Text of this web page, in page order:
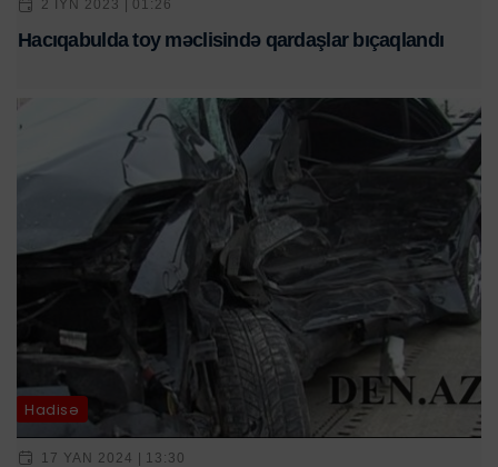
2 IYN 2023 | 01:26
Hacıqabulda toy məclisində qardaşlar bıçaqlandı
Hadisə
17 YAN 2024 | 13:30